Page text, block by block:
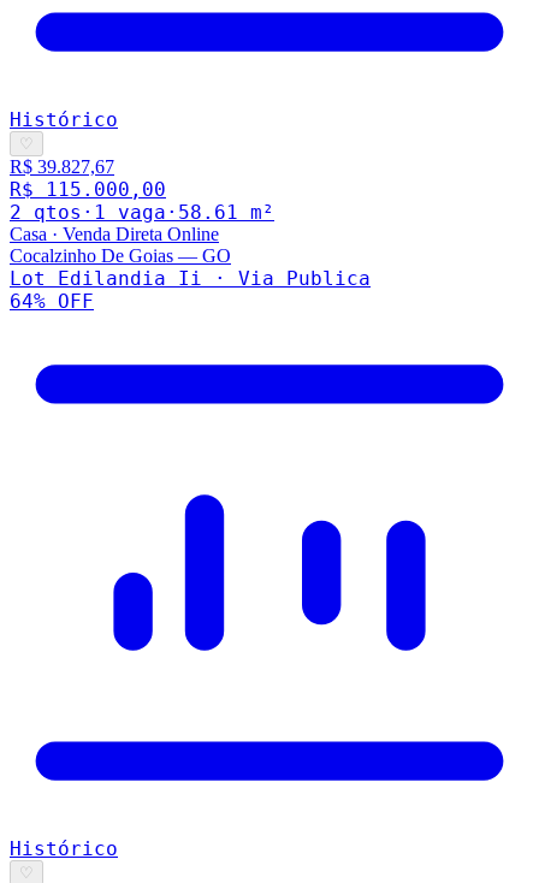
Histórico
♡
R$ 39.827,67
R$ 115.000,00
2 qtos · 1 vaga · 58.61 m²
Casa · Venda Direta Online
Cocalzinho De Goias — GO
Lot Edilandia Ii · Via Publica
64% OFF
Histórico
♡